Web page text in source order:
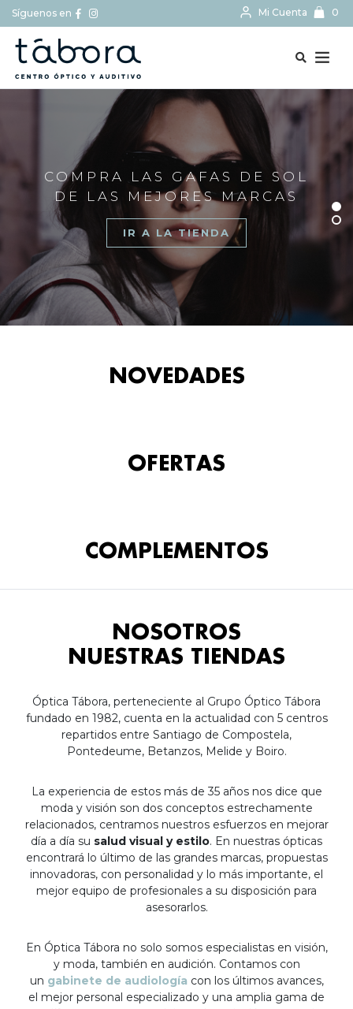
Síguenos en Mi Cuenta 0
COMPRA LAS GAFAS DE SOL
DE LAS MEJORES MARCAS
IR A LA TIENDA
NOVEDADES
OFERTAS
COMPLEMENTOS
NOSOTROS
NUESTRAS TIENDAS
Óptica Tábora, perteneciente al Grupo Óptico Tábora
fundado en 1982, cuenta en la actualidad con 5 centros
repartidos entre Santiago de Compostela,
Pontedeume, Betanzos, Melide y Boiro.
La experiencia de estos más de 35 años nos dice que
moda y visión son dos conceptos estrechamente
relacionados, centramos nuestros esfuerzos en mejorar
día a día su salud visual y estilo. En nuestras ópticas
encontrará lo último de las grandes marcas, propuestas
innovadoras, con personalidad y lo más importante, el
mejor equipo de profesionales a su disposición para
asesorarlos.
En Óptica Tábora no solo somos especialistas en visión,
y moda, también en audición. Contamos con
un gabinete de audiología con los últimos avances,
el mejor personal especializado y una amplia gama de